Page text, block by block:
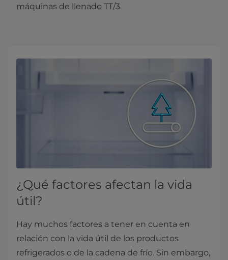
máquinas de llenado TT/3.
¿Qué factores afectan la vida
útil?
Hay muchos factores a tener en cuenta en
relación con la vida útil de los productos
refrigerados o de la cadena de frío. Sin embargo,